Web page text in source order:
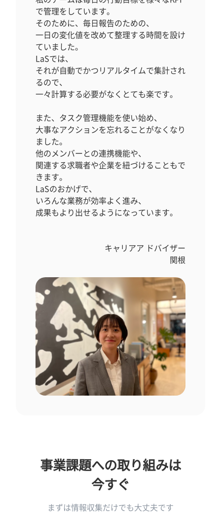
で管理をしています。
そのために、毎日報告のための、
一日の変化値を改めて整理する時間を設け
ていました。
LaSでは、
それが自動でかつリアルタイムで集計され
るので、
一々計算する必要がなくとても楽です。
また、タスク管理機能を使い始め、
大事なアクションを忘れることがなくなり
ました。
他のメンバーとの連携機能や、
関連する求職者や企業を紐づけることもで
きます。
LaSのおかげで、
いろんな業務が効率よく進み、
成果もより出せるようになっています。
キャリアア ドバイザー
事業課題への取り組みは
まずは情報収集だけでも大丈夫です